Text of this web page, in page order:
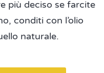
più deciso se farcite
conditi con l’olio
naturale.